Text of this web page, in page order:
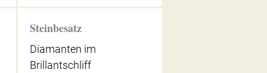
Steinbesatz
Diamanten im
Brillantschliff